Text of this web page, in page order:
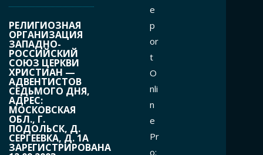
РЕЛИГИОЗНАЯ
ОРГАНИЗАЦИЯ
ЗАПАДНО-
РОССИЙСКИЙ
СОЮЗ ЦЕРКВИ
ХРИСТИАН —
АДВЕНТИСТОВ
СЕДЬМОГО ДНЯ,
АДРЕС:
МОСКОВСКАЯ
ОБЛ., Г.
ПОДОЛЬСК, Д.
СЕРГЕЕВКА, Д. 1А
ЗАРЕГИСТРИРОВАНА
e
p
or
t
O
nli
n
e
Pr
o: